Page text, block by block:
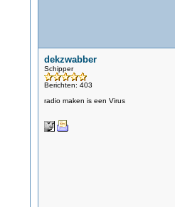
dekzwabber
Schipper
Berichten: 403
radio maken is een Virus